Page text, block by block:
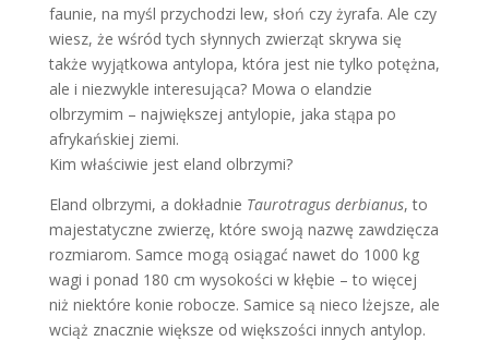
faunie, na myśl przychodzi lew, słoń czy żyrafa. Ale czy
wiesz, że wśród tych słynnych zwierząt skrywa się
także wyjątkowa antylopa, która jest nie tylko potężna,
ale i niezwykle interesująca? Mowa o elandzie
olbrzymim – największej antylopie, jaka stąpa po
afrykańskiej ziemi.
Kim właściwie jest eland olbrzymi?
Eland olbrzymi, a dokładnie Taurotragus derbianus, to
majestatyczne zwierzę, które swoją nazwę zawdzięcza
rozmiarom. Samce mogą osiągać nawet do 1000 kg
wagi i ponad 180 cm wysokości w kłębie – to więcej
niż niektóre konie robocze. Samice są nieco lżejsze, ale
wciąż znacznie większe od większości innych antylop.